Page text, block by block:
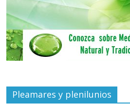
Pleamares y plenilunios